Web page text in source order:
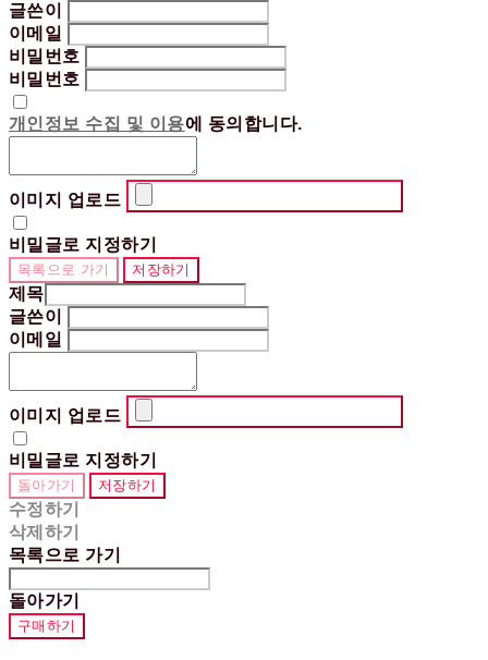
글쓴이
이메일
비밀번호
비밀번호
개인정보 수집 및 이용에 동의합니다.
이미지 업로드
비밀글로 지정하기
목록으로 가기 저장하기
제목
글쓴이
이메일
이미지 업로드
비밀글로 지정하기
돌아가기 저장하기
수정하기
삭제하기
목록으로 가기
돌아가기
구매하기